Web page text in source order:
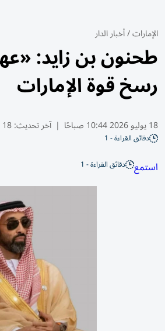
الإمارات/أخبار الدار
طحنون بن زايد:
رسخ قوة الإمارات
18 يوليو 2026 10:44 صباحًا | آخر تحديث:18 يوليو 10:59 2026
دقائق القراءة - 1
استمع دقائق القراءة - 1